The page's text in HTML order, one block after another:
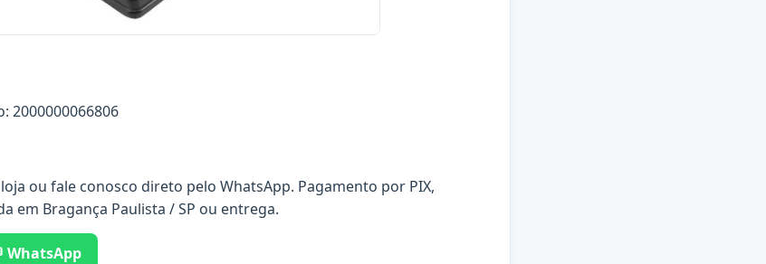
2000000066806
ou fale conosco direto pelo WhatsApp. Pagamento por PIX,
em Bragança Paulista / SP ou entrega.
WhatsApp